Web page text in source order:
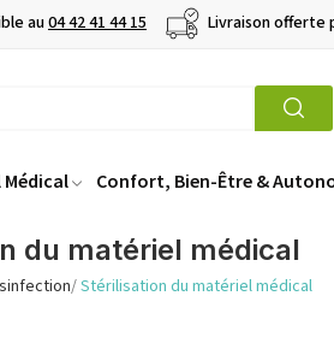
au04 42 41 44 15 Livraison offerte
Confort, Bien-Être &
du matériel médical
Stérilisation du matériel médical